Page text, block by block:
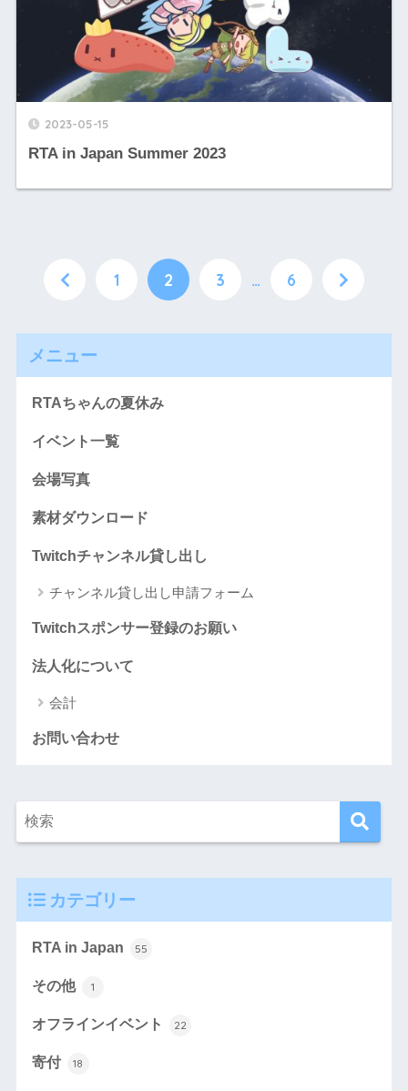
2023-05-15
RTA in Japan Summer 2023
1 2 3 … 6
メニュー
RTAちゃんの夏休み
イベント一覧
会場写真
素材ダウンロード
Twitchチャンネル貸し出し
チャンネル貸し出し申請フォーム
Twitchスポンサー登録のお願い
法人化について
会計
お問い合わせ
カテゴリー
RTA in Japan 55
その他 1
オフラインイベント 22
寄付 18